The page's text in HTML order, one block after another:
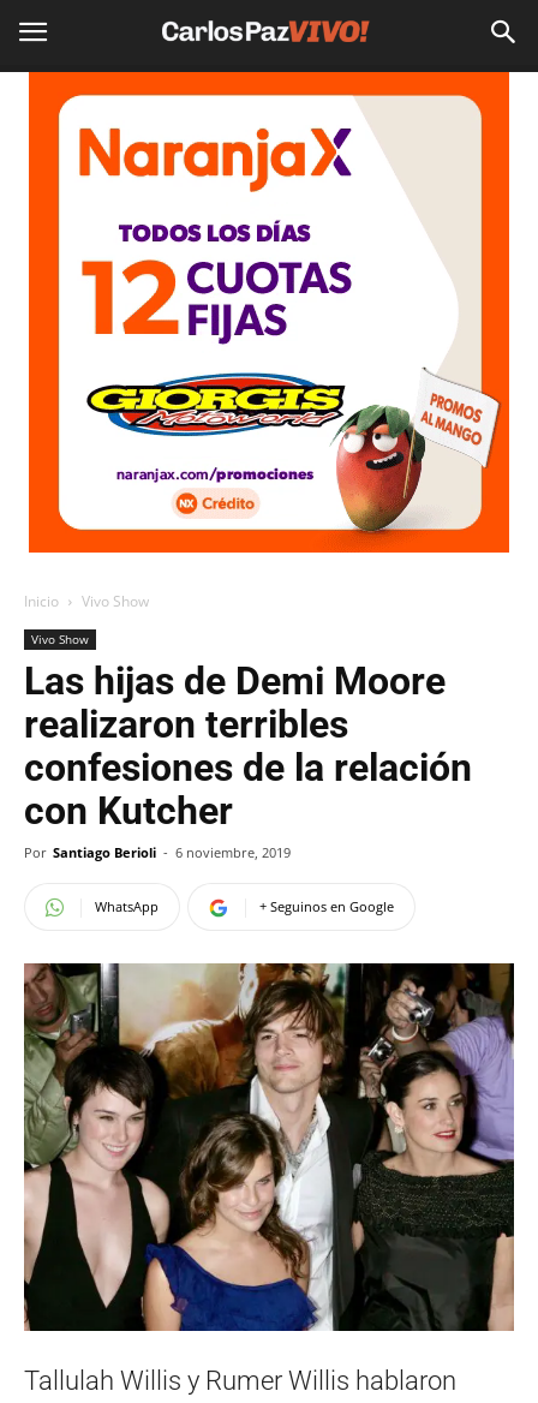
Inicio Vivo Show
Vivo Show
Las hijas de Demi Moore
realizaron terribles
confesiones de la relación
con Kutcher
Por Santiago Berioli - 6 noviembre, 2019
WhatsApp + Seguinos en Google
Tallulah Willis y Rumer Willis hablaron